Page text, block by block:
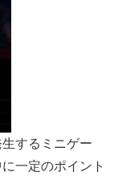
するミニゲー
一定のポイント